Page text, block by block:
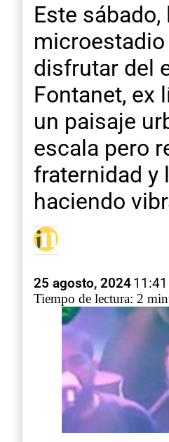
Este
disfrutar del
Fontanet, ex
un paisaje
escala pero
fraternidad y
haciendo
25 agosto, 2024
Tiempo de lectura: 2